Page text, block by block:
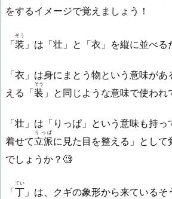
をするイメージで覚えましょう！
「装
そう
」は「壮」と「衣」を縦に並べる
「衣」は身にまとう物という意味が
える「装
そう
」と同じような意味で使われ
「壮」は「りっぱ」という意味も持
着せて立派
りっぱ
に見た目を整える」とし
でしょうか？🧐
「丁
てい
」は、クギの象形から来ている